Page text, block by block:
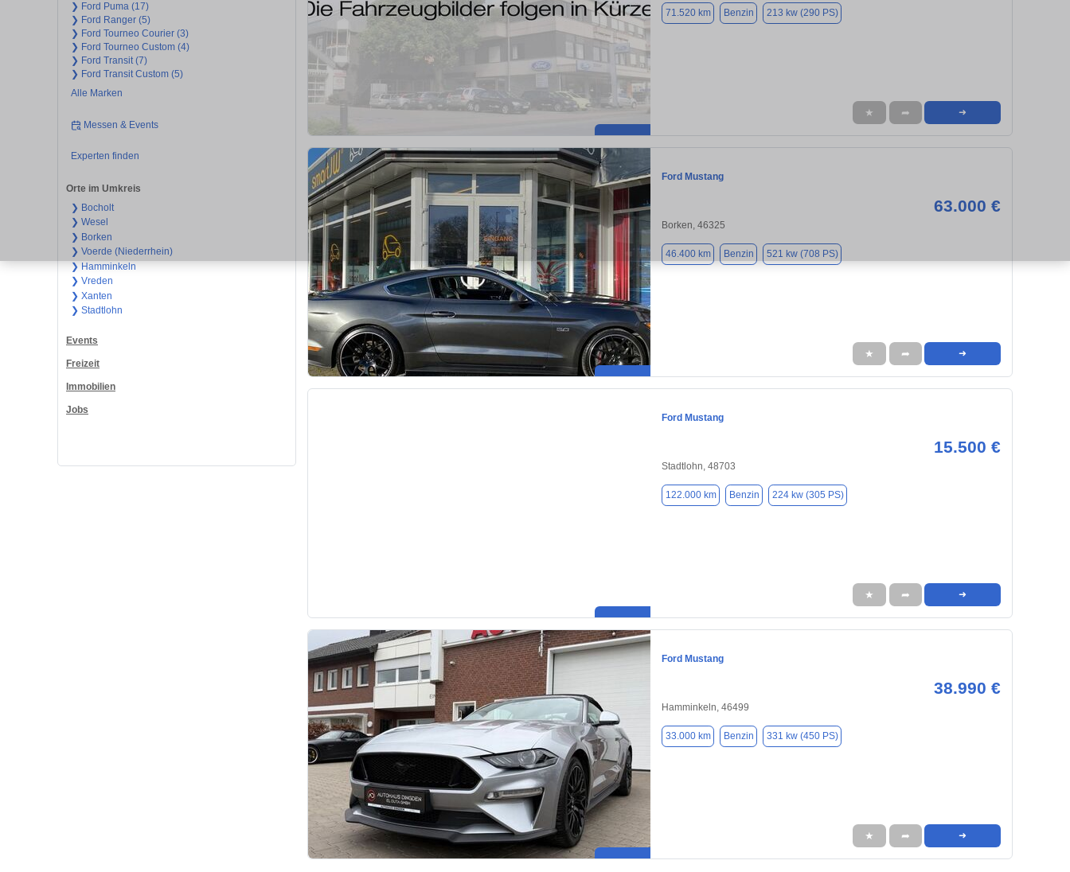
❯ Ford Puma (17)
❯ Ford Ranger (5)
❯ Ford Tourneo Courier (3)
❯ Ford Tourneo Custom (4)
❯ Ford Transit (7)
❯ Ford Transit Custom (5)
Alle Marken
Messen & Events
Experten finden
Orte im Umkreis
❯ Bocholt
❯ Wesel
❯ Borken
❯ Voerde (Niederrhein)
❯ Hamminkeln
❯ Vreden
❯ Xanten
❯ Stadtlohn
Events
Freizeit
Immobilien
Jobs
71.520 km Benzin 213 kw (290 PS)
★ ➦ ➜
Ford Mustang
63.000 €
Borken, 46325
46.400 km Benzin 521 kw (708 PS)
★ ➦ ➜
Ford Mustang
15.500 €
Stadtlohn, 48703
122.000 km Benzin 224 kw (305 PS)
★ ➦ ➜
Ford Mustang
38.990 €
Hamminkeln, 46499
33.000 km Benzin 331 kw (450 PS)
★ ➦ ➜